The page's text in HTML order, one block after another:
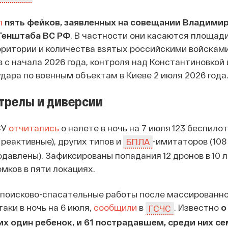
пять фейков, заявленных на совещании
ВС РФ. В частности они касаются
и количества взятых российскими
начала 2026 года, контроля над Константиновкой
по военным объектам в Киеве 2 июля 2026 года.
и диверсии
отчиталисьо налете в ночь на 7 июля 123
других типов и БПЛА -имитаторов
Зафиксированы попадания 12 дронов в 10
в пяти локациях.
спасательные работы после
в ночь на 6 июля, сообщили в ГСЧС . Известно о
один ребенок, и 61 пострадавшем, среди них